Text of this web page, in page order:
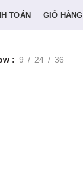
TOÁN GIỎ HÀNG
9 24 36